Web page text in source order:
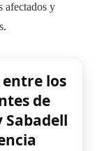
afectados y
los
de
Sabadell